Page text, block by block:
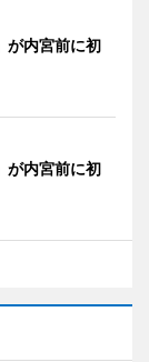
が内宮前に初
が内宮前に初